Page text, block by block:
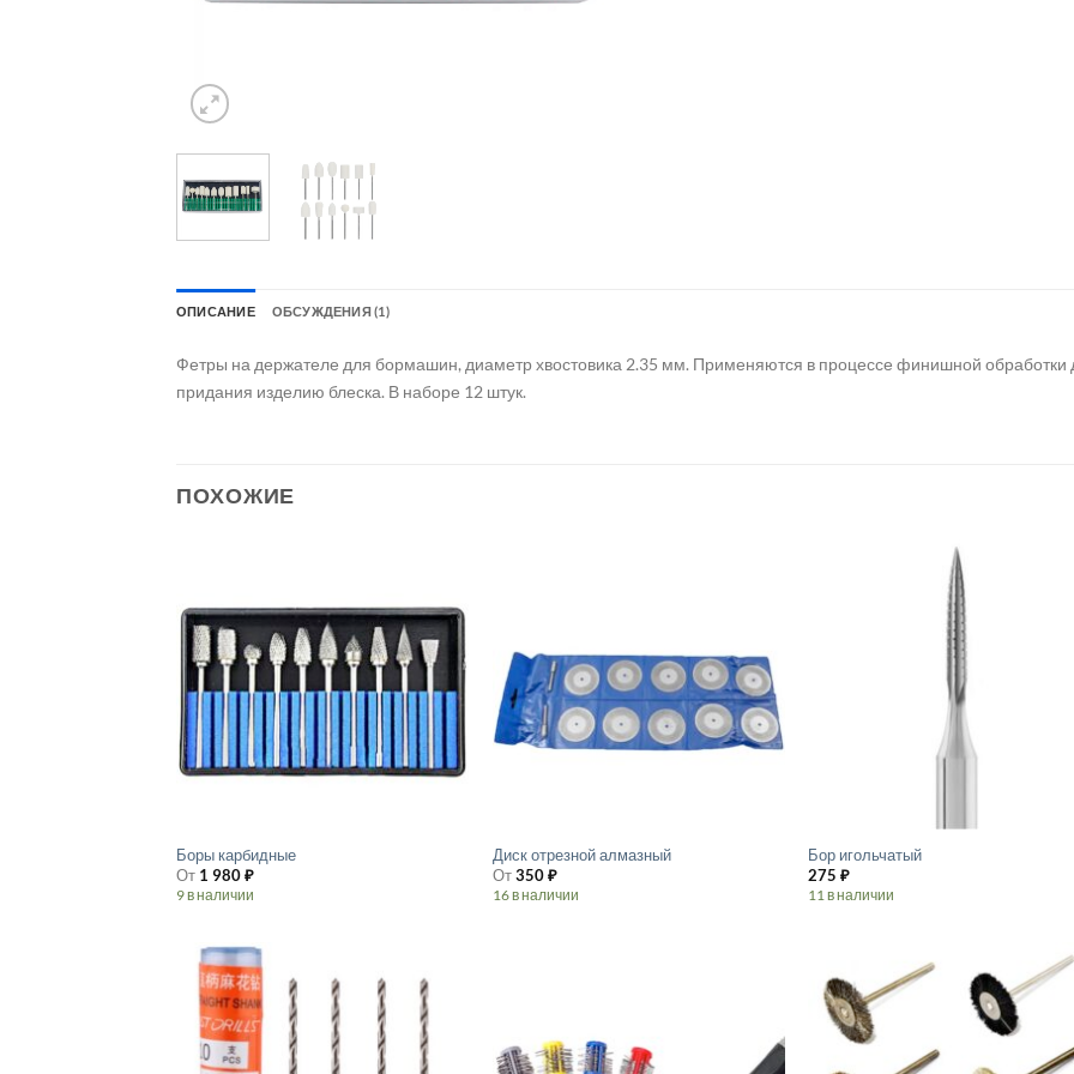
ОПИСАНИЕ ОБСУЖДЕНИЯ (1)
Фетры на держателе для бормашин, диаметр хвостовика 2.35 мм. Применяются в процессе финишной обработки
придания изделию блеска. В наборе 12 штук.
ПОХОЖИЕ
Боры карбидные
От 1 980₽
9 в наличии
имеет
несколько
вариаций.
Опции
можно
Диск отрезной алмазный
От350₽
16 в наличии
можно
Бор игольчатый
275₽
11 в наличии
несколько
вариаций.
Опции